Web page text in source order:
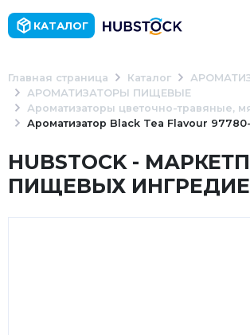
КАТАЛОГ
Главная страница Каталог
АРОМАТИЗАТОРЫ ПИЩЕВЫЕ
Ароматизаторы цветочно-травяные,
Ароматизатор Black Tea Flavour
HUBSTOCK -
ПИЩЕВЫХ